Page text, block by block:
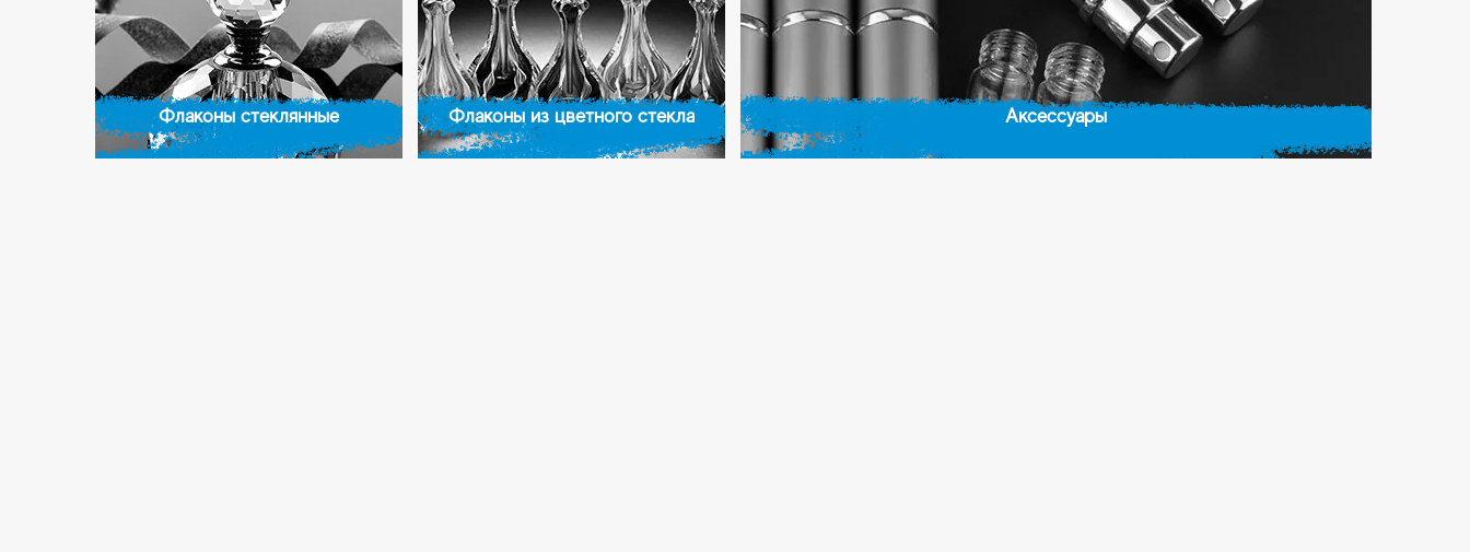
Флаконы стеклянные Флаконы из цветного стекла Аксессуары